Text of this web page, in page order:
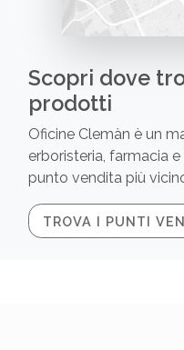
Scopri dove
prodotti
Oficine Clemàn è un
erboristeria, farmacia
punto vendita più
TROVA I PUNTI